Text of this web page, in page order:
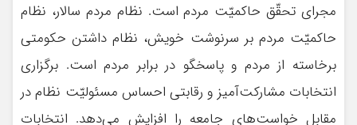
مجرای تحقّق حاكميّت مردم است. نظام مردم سالار، نظام
حاكميّت مردم بر سرنوشت خويش، نظام داشتن حكومتی
برخاسته از مردم و پاسخگو در برابر مردم است. برگزاری
انتخابات مشاركت‌آميز و رقابتی احساس مسئوليّت نظام در
مقابل خواست‌های جامعه را افزايش مي‌دهد. انتخابات